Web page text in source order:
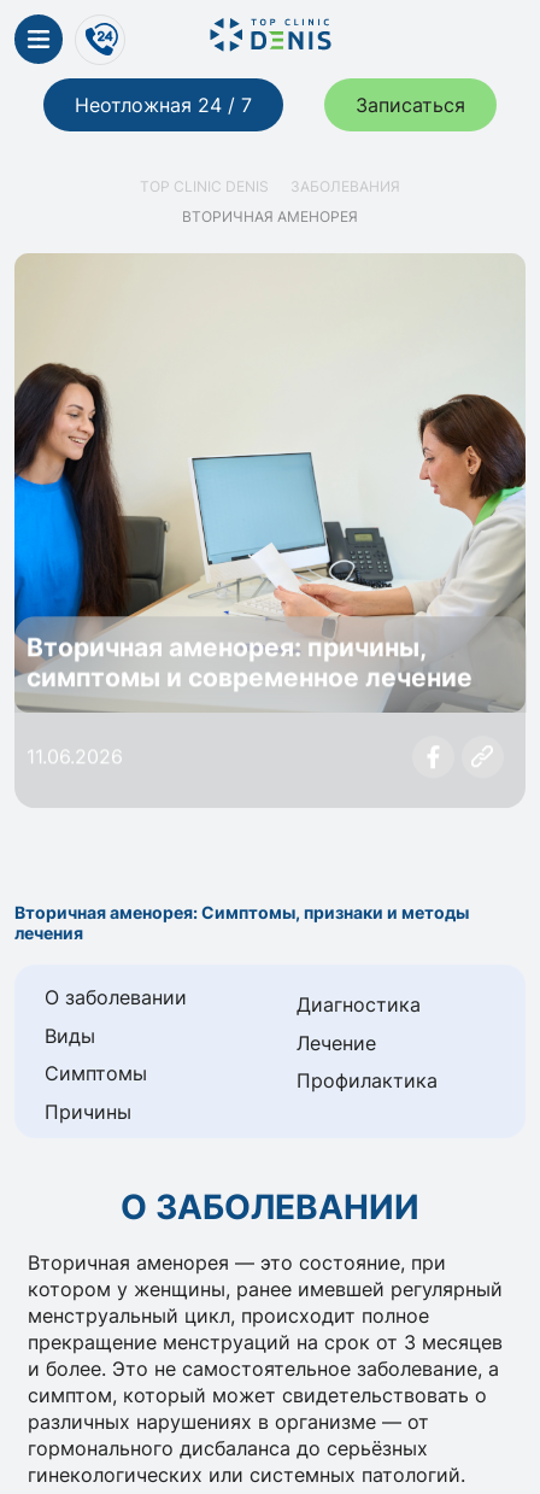
Неотложная 24 / 7 Записаться
TOP CLINIC DENIS
ЗАБОЛЕВАНИЯ
ВТОРИЧНАЯ АМЕНОРЕЯ
Вторичная аменорея: причины,
симптомы и современное лечение
11.06.2026
Вторичная аменорея: Симптомы, признаки и методы
лечения
О заболевании
Виды
Симптомы
Причины
Диагностика
Лечение
Профилактика
О ЗАБОЛЕВАНИИ
Вторичная аменорея — это состояние, при
котором у женщины, ранее имевшей регулярный
менструальный цикл, происходит полное
прекращение менструаций на срок от 3 месяцев
и более. Это не самостоятельное заболевание, а
симптом, который может свидетельствовать о
различных нарушениях в организме — от
гормонального дисбаланса до серьёзных
гинекологических или системных патологий.